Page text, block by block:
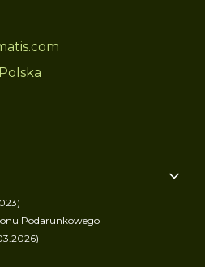
Podarunkowego